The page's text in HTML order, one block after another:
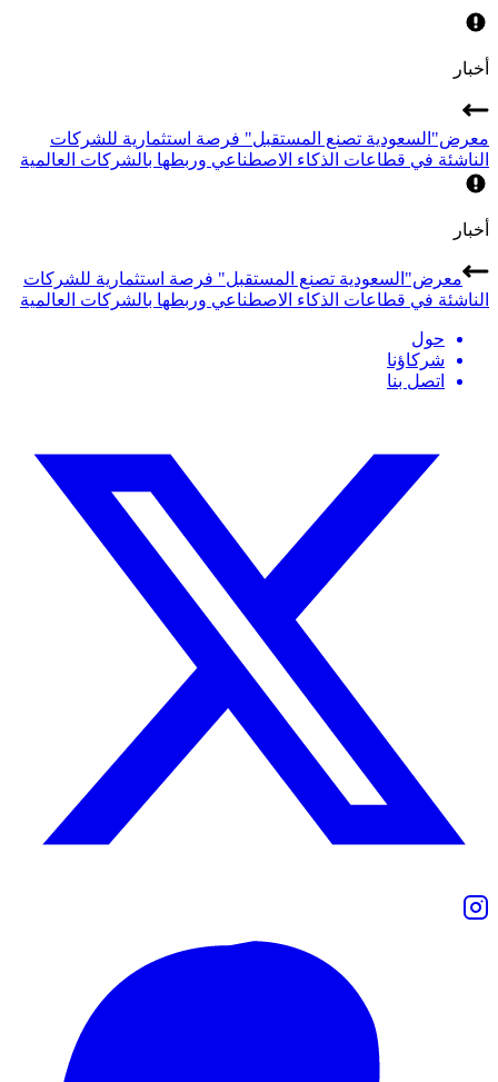
أخبار
معرض"السعودية تصنع المستقبل" فرصة استثمارية للشركات
الناشئة في قطاعات الذكاء الاصطناعي وربطها بالشركات العالمية
أخبار
معرض"السعودية تصنع المستقبل" فرصة استثمارية للشركات
الناشئة في قطاعات الذكاء الاصطناعي وربطها بالشركات العالمية
حول
شركاؤنا
اتصل بنا